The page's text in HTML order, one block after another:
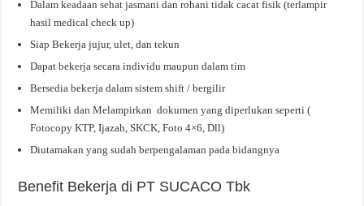
Dalam keadaan sehat jasmani dan rohani tidak cacat fisik (terlampir
hasil medical check up)
Siap Bekerja jujur, ulet, dan tekun
Dapat bekerja secara individu maupun dalam tim
Bersedia bekerja dalam sistem shift / bergilir
Memiliki dan Melampirkan dokumen yang diperlukan seperti (
Fotocopy KTP, Ijazah, SKCK, Foto 4×6, Dll)
Diutamakan yang sudah berpengalaman pada bidangnya
Benefit Bekerja di PT SUCACO Tbk